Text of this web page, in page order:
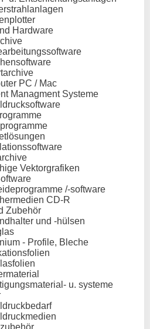
Hardware
PC / Mac
Managment Systeme
Vektorgrafiken
/-software
CD-R
Zubehör
und -hülsen
- Profile, Bleche
u. systeme